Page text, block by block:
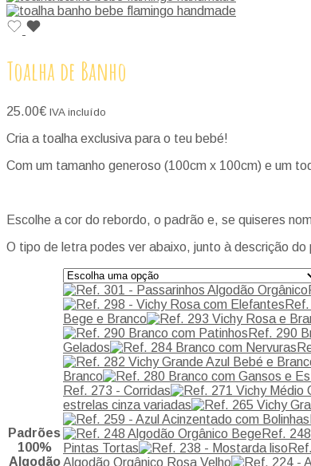
Toalha de Banho
25.00€ IVA incluído
Cria a toalha exclusiva para o teu bebé!
Com um tamanho generoso (100cm x 100cm) e um
Escolhe a cor do rebordo, o padrão e, se quiseres
O tipo de letra podes ver abaixo, junto à descrição do
Padrões
100%
Algodão
Bege e Branco
Ref. 290
Gelados
Branco
Ref. 273 - Corridas
estrelas cinza variadas
Ref.
Pintas Tortas
Algodão Orgânico Rosa Velho